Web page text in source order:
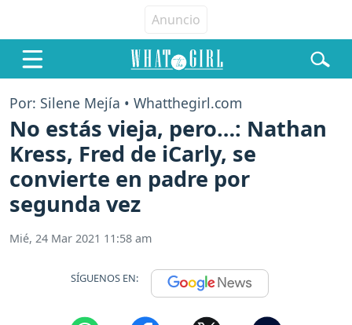
Por: Silene Mejía • Whatthegirl.com
No estás vieja, pero…: Nathan
Kress, Fred de iCarly, se
convierte en padre por
segunda vez
Mié, 24 Mar 2021 11:58 am
SÍGUENOS EN: